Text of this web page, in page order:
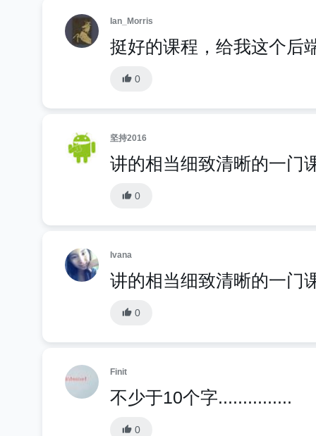
Ian_Morris
挺好的课程，给我这个后
0
坚持2016
讲的相当细致清晰的一门
0
Ivana
讲的相当细致清晰的一门
0
Finit
不少于10个字...............
0